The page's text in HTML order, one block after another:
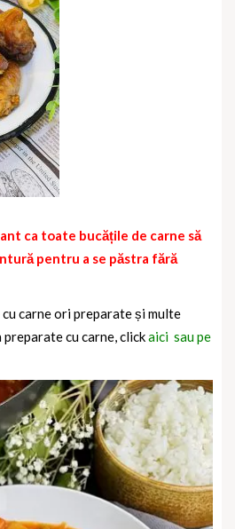
ca toate bucățile de carne să
pentru a se păstra fără
carne ori preparate și multe
cu carne, clickaici sau pe